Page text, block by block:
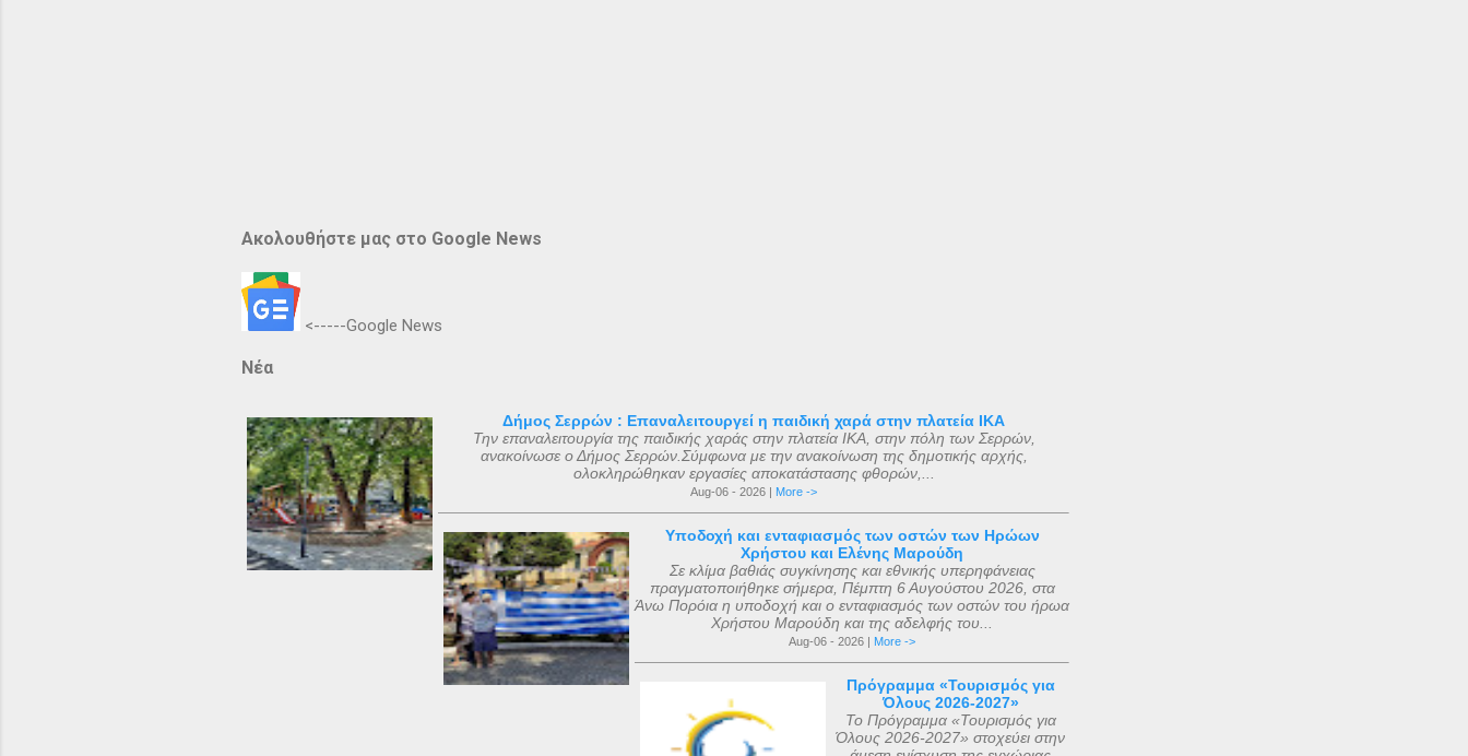
Ακολουθήστε μας στο Google News
<-----Google News
Νέα
Δήμος Σερρών : Επαναλειτουργεί η παιδική χαρά στην πλατεία ΙΚΑ
Την επαναλειτουργία της παιδικής χαράς στην πλατεία ΙΚΑ, στην πόλη των Σερρών,
ανακοίνωσε ο Δήμος Σερρών.Σύμφωνα με την ανακοίνωση της δημοτικής αρχής,
ολοκληρώθηκαν εργασίες αποκατάστασης φθορών,...
Aug-06 - 2026 | More ->
Υποδοχή και ενταφιασμός των οστών των Ηρώων
Χρήστου και Ελένης Μαρούδη
Σε κλίμα βαθιάς συγκίνησης και εθνικής υπερηφάνειας
πραγματοποιήθηκε σήμερα, Πέμπτη 6 Αυγούστου 2026, στα
Άνω Πορόια η υποδοχή και ο ενταφιασμός των οστών του ήρωα
Χρήστου Μαρούδη και της αδελφής του...
Aug-06 - 2026 | More ->
Πρόγραμμα «Τουρισμός για
Όλους 2026-2027»
Το Πρόγραμμα «Τουρισμός για
Όλους 2026-2027» στοχεύει στην